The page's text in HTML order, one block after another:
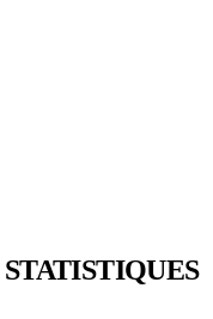
STATISTIQUES